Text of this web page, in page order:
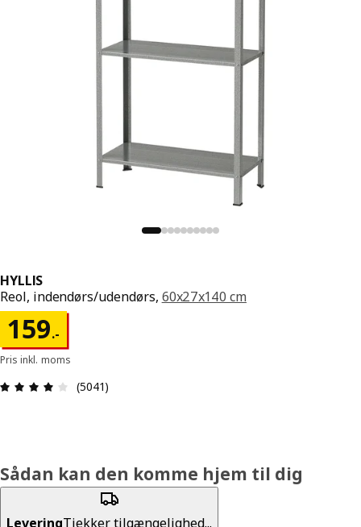
HYLLIS
Reol, indendørs/udendørs, 60x27x140 cm
159.-
Pris 159.-
Pris inkl. moms
Anmeldelse: 4.1 Ud af 5 Stjerner. Anmeldelser i
(5041)
Sådan kan den komme hjem til dig
LeveringTjekker tilgængelighed...